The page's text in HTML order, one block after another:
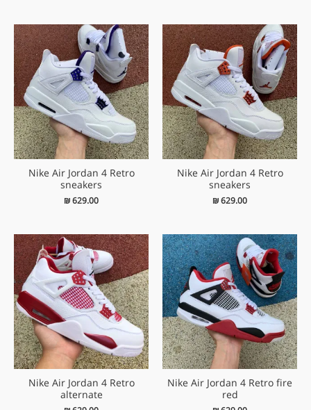
Nike Air Jordan 4 Retro
sneakers
₪629.00
Nike Air Jordan 4 Retro
sneakers
₪629.00
Nike Air Jordan 4 Retro fire
red
Nike Air Jordan 4 Retro
alternate